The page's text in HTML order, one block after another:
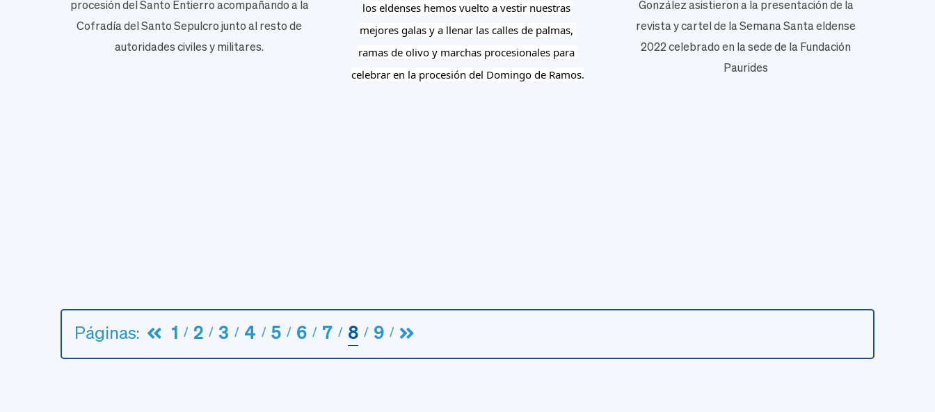
procesión del Santo Entierro acompañando a la
Cofradía del Santo Sepulcro junto al resto de
autoridades civiles y militares.
los eldenses hemos vuelto a vestir nuestras
mejores galas y a llenar las calles de palmas,
ramas de olivo y marchas procesionales para
celebrar en la procesión del Domingo de Ramos.
González asistieron a la presentación de la
revista y cartel de la Semana Santa eldense
2022 celebrado en la sede de la Fundación
Paurides
Páginas: 1 / 2 / 3 / 4 / 5 / 6 / 7 / 8 / 9 /